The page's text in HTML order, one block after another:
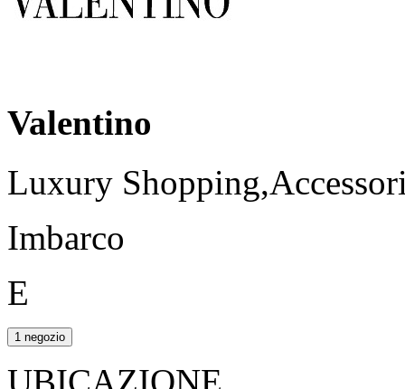
Valentino
Luxury
Imbarco
E
1 negozio